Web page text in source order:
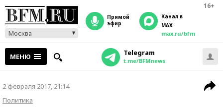
16+
Москва
прямой
эфир
Канал в
MAX
max.ru/bfm
МЕНЮ Telegram
t.me/BFMnews
2 февраля 2017, 21:14
Политика